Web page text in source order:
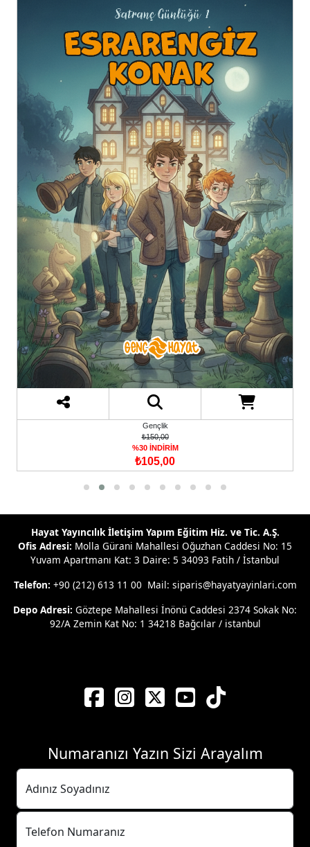
₺320,00
%30 İNDİRİM
₺224,00
Hayat Yayıncılık İletişim Yapım Eğitim Hiz. ve Tic. A.Ş.
Ofis Adresi: Molla Gürani Mahallesi Oğuzhan Caddesi No: 15
Yuvam Apartmanı Kat: 3 Daire: 5 34093 Fatih / İstanbul
Telefon: +90 (212) 613 11 00 Mail: siparis@hayatyayinlari.com
Depo Adresi: Göztepe Mahallesi İnönü Caddesi 2374 Sokak No:
92/A Zemin Kat No: 1 34218 Bağcılar / istanbul
Numaranızı Yazın Sizi Arayalım
Adınız Soyadınız
Telefon Numaranız